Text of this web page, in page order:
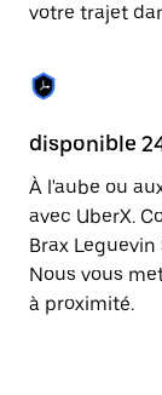
votre trajet
disponible
À l'aube ou
avec UberX.
Brax
Nous vous
à proximité.